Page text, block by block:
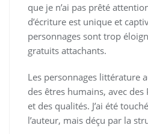
que je n’ai pas prêté
d’écriture est unique et
personnages sont trop
gratuits attachants.
Les personnages littérature
des êtres humains, avec des
et des qualités. J’ai été
l’auteur, mais déçu par la